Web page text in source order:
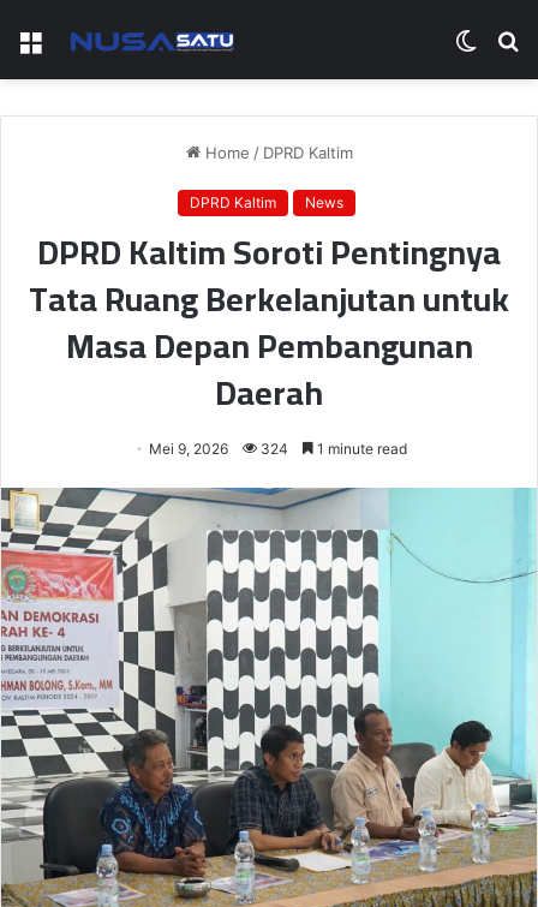
Menu
Switch
skin
Home / DPRD Kaltim
DPRD Kaltim News
DPRD Kaltim Soroti Pentingnya
Tata Ruang Berkelanjutan untuk
Masa Depan Pembangunan
Daerah
Mei 9, 2026 324 1 minute read